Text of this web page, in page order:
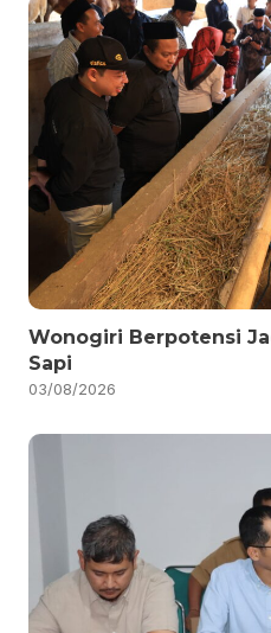
Wonogiri Berpotensi
Sapi
03/08/2026